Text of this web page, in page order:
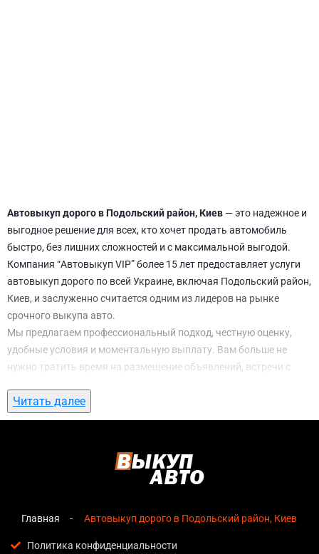
Автовыкуп дорого в Подольский район, Киев — это надежное и
выгодное решение для всех, кто хочет продать автомобиль
быстро, без лишних сложностей и с максимальной выгодой.
Компания “Автовыкуп VIP” более 15 лет предоставляет услуги
автовыкуп дорого по всей Украине, включая Подольский район,
Киев, и заслуженно считается одним из лидеров на рынке
срочного выкупа авто.
Мы предлагаем профессиональный подход, честную оценку,
удобные условия и моментальную выплату. Вам больше не
нужно тратить время на размещение объявлений, встречи с
ожидание. С нами вы можете
район, Киеввсего за 1 день.
автовыкуп дорого в Подольский район,
Мгновенная оценка— предварительная стоимость
озвучивается сразу после обращения, без скрытых
Читать далее
Главная Автовыкуп дорого в Подольский район, Киев
Политика конфиденциальности